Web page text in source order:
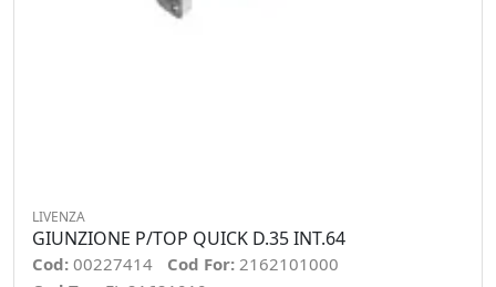
LIVENZA
GIUNZIONE P/TOP QUICK D.35 INT.64
Cod: 00227414 Cod For: 2162101000